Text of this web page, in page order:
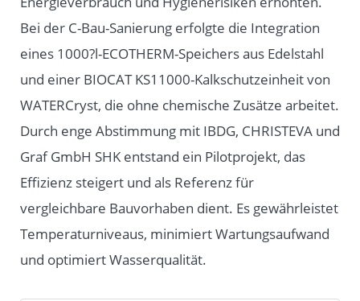
Bei der C-Bau-Sanierung erfolgte die Integration
eines 1000?l-ECOTHERM-Speichers aus Edelstahl
und einer BIOCAT KS11000-Kalkschutzeinheit von
WATERCryst, die ohne chemische Zusätze arbeitet.
Durch enge Abstimmung mit IBDG, CHRISTEVA und
Graf GmbH SHK entstand ein Pilotprojekt, das
Effizienz steigert und als Referenz für
vergleichbare Bauvorhaben dient. Es gewährleistet
Temperaturniveaus, minimiert Wartungsaufwand
und optimiert Wasserqualität.